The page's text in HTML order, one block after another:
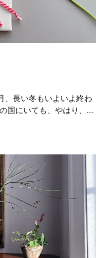
。そして、続いて黄色
に咲き、春の象徴として
詩や文学にもたびたび登
スのスーパ
価格はだいたい1ポンド
は「春がやっと来た
と呼ば
・マ
まりを告げる神話上の人
機嫌な老婆と信じられて
きは、天気は晴れて暖か
くという逸話があり、早
・マルタを祝うそうで
ァという赤と白の糸で
ニツァを身